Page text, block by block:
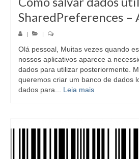
SharedPreferences –
| |
Olá pessoal, Muitas vezes quando
nossos aplicativos aparece a
dados para utilizar posteriormente.
queremos criar um banco de dados
dados para... Leia mais